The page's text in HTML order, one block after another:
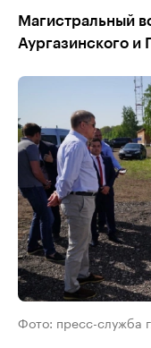
Магистральный
Аургазинского и
Фото: пресс-служба